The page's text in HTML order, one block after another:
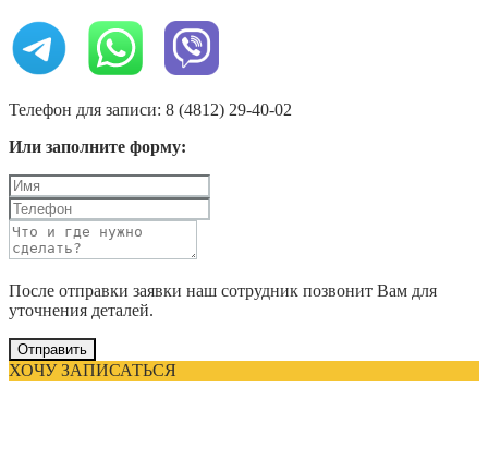
Телефон для записи: 8 (4812) 29-40-02
Или заполните форму:
После отправки заявки наш сотрудник позвонит Вам для
уточнения деталей.
Отправить
ХОЧУ ЗАПИСАТЬСЯ